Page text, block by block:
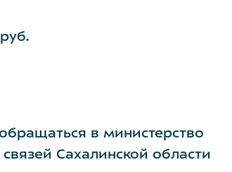
в министерство
Сахалинской области